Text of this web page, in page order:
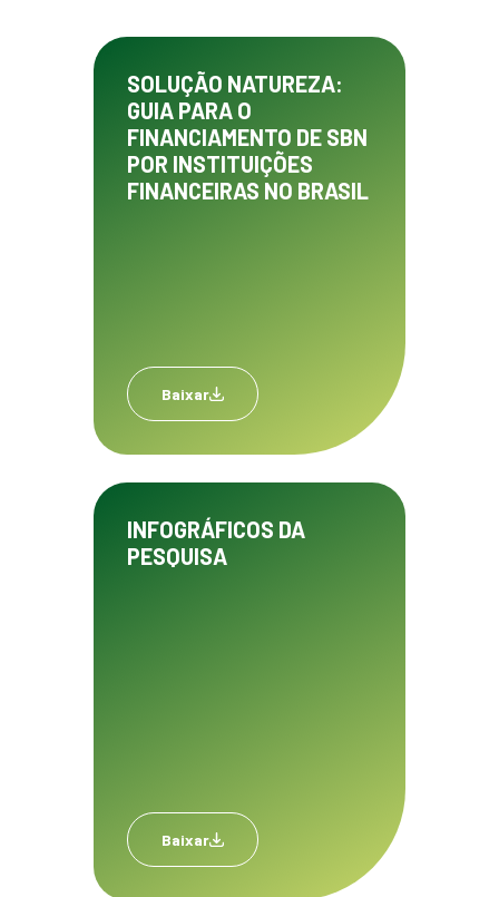
SOLUÇÃO NATUREZA:
GUIA PARA O
FINANCIAMENTO DE SBN
POR INSTITUIÇÕES
FINANCEIRAS NO BRASIL
Baixar
INFOGRÁFICOS DA
PESQUISA
Baixar